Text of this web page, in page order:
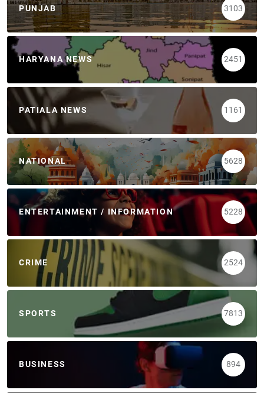
PUNJAB 3103
HARYANA NEWS 2451
PATIALA NEWS 1161
NATIONAL 5628
ENTERTAINMENT / INFORMATION 5228
CRIME 2524
SPORTS 7813
BUSINESS 894